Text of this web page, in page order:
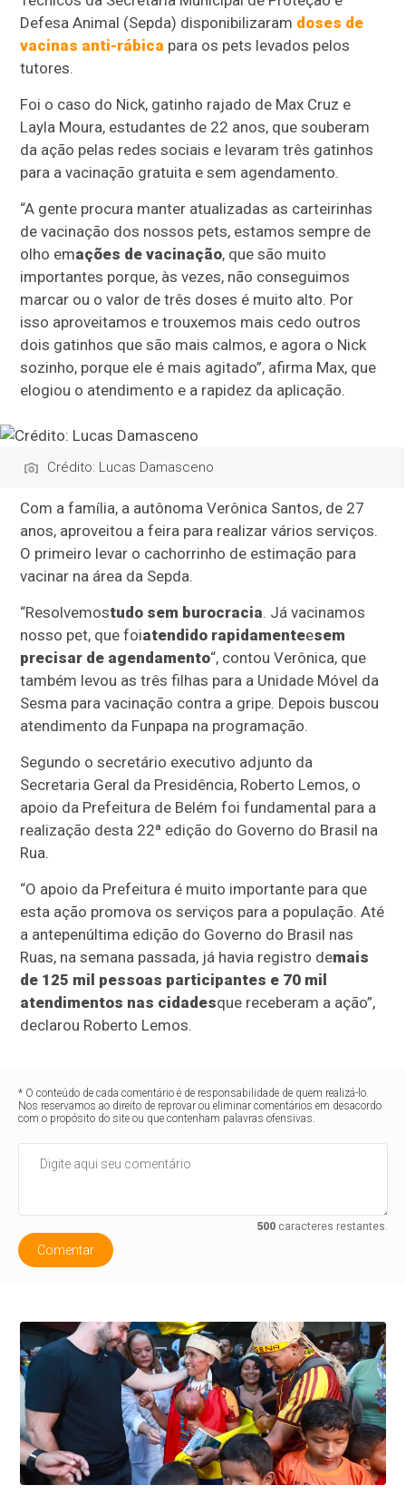
Defesa Animal (Sepda) disponibilizaram doses de
vacinas anti-rábica para os pets levados pelos
tutores.
Foi o caso do Nick, gatinho rajado de Max Cruz e
Layla Moura, estudantes de 22 anos, que souberam
da ação pelas redes sociais e levaram três gatinhos
para a vacinação gratuita e sem agendamento.
“A gente procura manter atualizadas as carteirinhas
de vacinação dos nossos pets, estamos sempre de
olho emações de vacinação, que são muito
importantes porque, às vezes, não conseguimos
marcar ou o valor de três doses é muito alto. Por
isso aproveitamos e trouxemos mais cedo outros
dois gatinhos que são mais calmos, e agora o Nick
sozinho, porque ele é mais agitado”, afirma Max, que
elogiou o atendimento e a rapidez da aplicação.
Crédito: Lucas Damasceno
Com a família, a autônoma Verônica Santos, de 27
anos, aproveitou a feira para realizar vários serviços.
O primeiro levar o cachorrinho de estimação para
vacinar na área da Sepda.
“Resolvemostudo sem burocracia. Já vacinamos
nosso pet, que foiatendido rapidamenteesem
precisar de agendamento“, contou Verônica, que
também levou as três filhas para a Unidade Móvel da
Sesma para vacinação contra a gripe. Depois buscou
atendimento da Funpapa na programação.
Segundo o secretário executivo adjunto da
Secretaria Geral da Presidência, Roberto Lemos, o
apoio da Prefeitura de Belém foi fundamental para a
realização desta 22ª edição do Governo do Brasil na
Rua.
“O apoio da Prefeitura é muito importante para que
esta ação promova os serviços para a população. Até
a antepenúltima edição do Governo do Brasil nas
Ruas, na semana passada, já havia registro demais
de 125 mil pessoas participantes e 70 mil
atendimentos nas cidadesque receberam a ação”,
declarou Roberto Lemos.
* O conteúdo de cada comentário é de responsabilidade de quem realizá-lo.
Nos reservamos ao direito de reprovar ou eliminar comentários em desacordo
com o propósito do site ou que contenham palavras ofensivas.
500caracteres restantes.
Comentar